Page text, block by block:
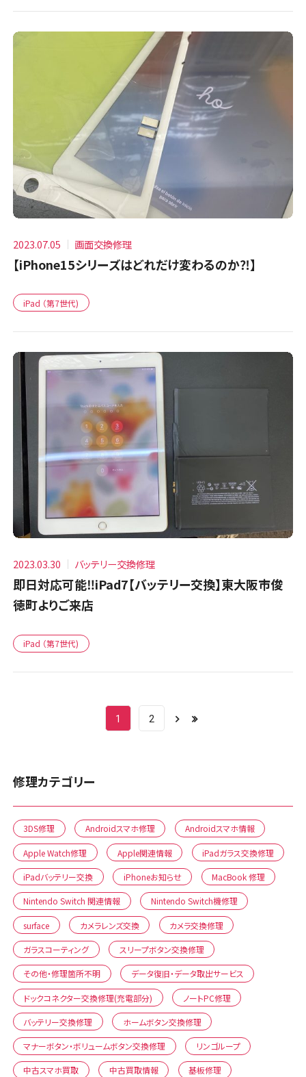
2023.07.05 画面交換修理
【iPhone15シリーズはどれだけ変わるのか⁈】
iPad （第7世代)
2023.03.30 バッテリー交換修理
即日対応可能‼iPad7【バッテリー交換】東大阪市俊
徳町よりご来店
iPad （第7世代)
1 2
修理カテゴリー
3DS修理 Androidスマホ修理 Androidスマホ情報
Apple Watch修理 Apple関連情報 iPadガラス交換修理
iPadバッテリー交換 iPhoneお知らせ MacBook 修理
Nintendo Switch 関連情報 Nintendo Switch機修理
surface カメラレンズ交換 カメラ交換修理
ガラスコーティング スリープボタン交換修理
その他・修理箇所不明 データ復旧・データ取出サービス
ドックコネクター交換修理(充電部分) ノートPC修理
バッテリー交換修理 ホームボタン交換修理
マナーボタン・ボリュームボタン交換修理 リンゴループ
中古スマホ買取 中古買取情報 基板修理